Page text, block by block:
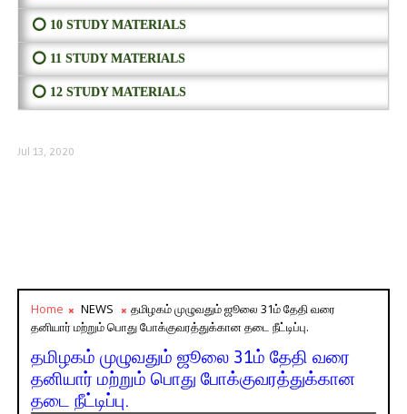
⭕ 10 STUDY MATERIALS
⭕ 11 STUDY MATERIALS
⭕ 12 STUDY MATERIALS
Jul 13, 2020
Home NEWS
தமிழகம் முழுவதும் ஜூலை 31ம் தேதி வரை
தனியார் மற்றும் பொது போக்குவரத்துக்கான தடை நீட்டிப்பு.
தமிழகம் முழுவதும் ஜூலை 31ம் தேதி வரை
தனியார் மற்றும் பொது போக்குவரத்துக்கான
தடை நீட்டிப்பு.